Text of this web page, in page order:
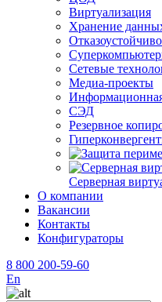
Виртуализация
Хранение
Сетевые
Медиа-проекты
СЭД
Резервное
Серверная
О компании
Вакансии
Контакты
Конфигураторы
8 800 200-59-60
En